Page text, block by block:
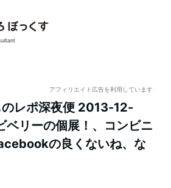
アフィリエイト広告を利用しています
のレポ深夜便 2013-12-
ベリーの個展！、コンビニ
の良くないね、な